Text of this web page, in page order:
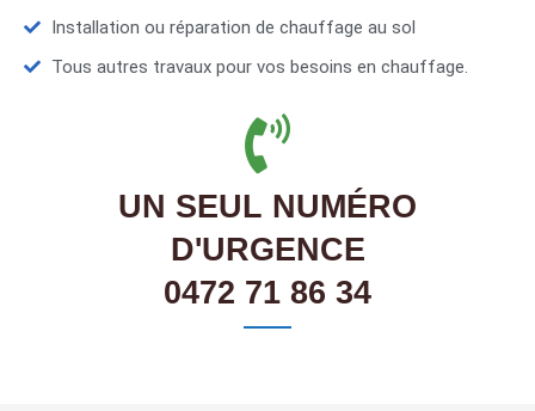
Installation ou réparation de chauffage au sol
Tous autres travaux pour vos besoins en chauffage.
UN SEUL NUMÉRO
D'URGENCE
0472 71 86 34